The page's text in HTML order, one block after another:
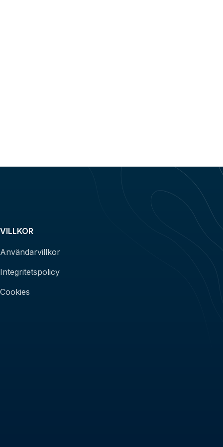
VILLKOR
Användarvillkor
Integritetspolicy
Cookies